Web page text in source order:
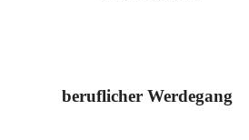
beruflicher Werdegang